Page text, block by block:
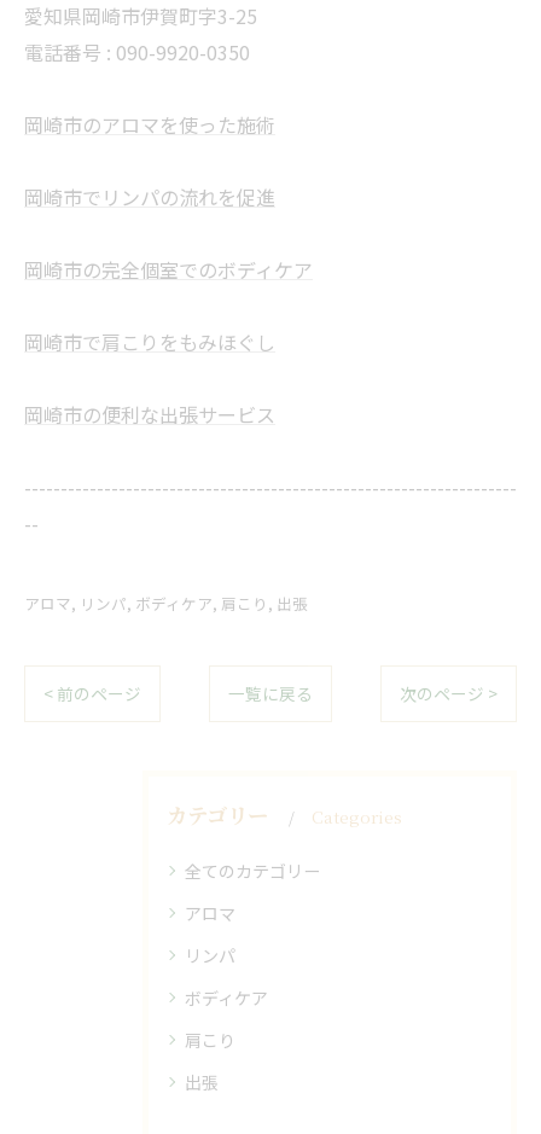
愛知県岡崎市伊賀町字3-25
電話番号 : 090-9920-0350
岡崎市のアロマを使った施術
岡崎市でリンパの流れを促進
岡崎市の完全個室でのボディケア
岡崎市で肩こりをもみほぐし
岡崎市の便利な出張サービス
--------------------------------------------------------------------
--
アロマ リンパ ボディケア 肩こり 出張
< 前のページ 一覧に戻る 次のページ >
カテゴリー Categories
全てのカテゴリー
アロマ
リンパ
ボディケア
肩こり
出張